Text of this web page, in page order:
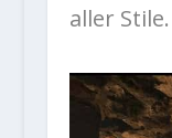
aller Stile.